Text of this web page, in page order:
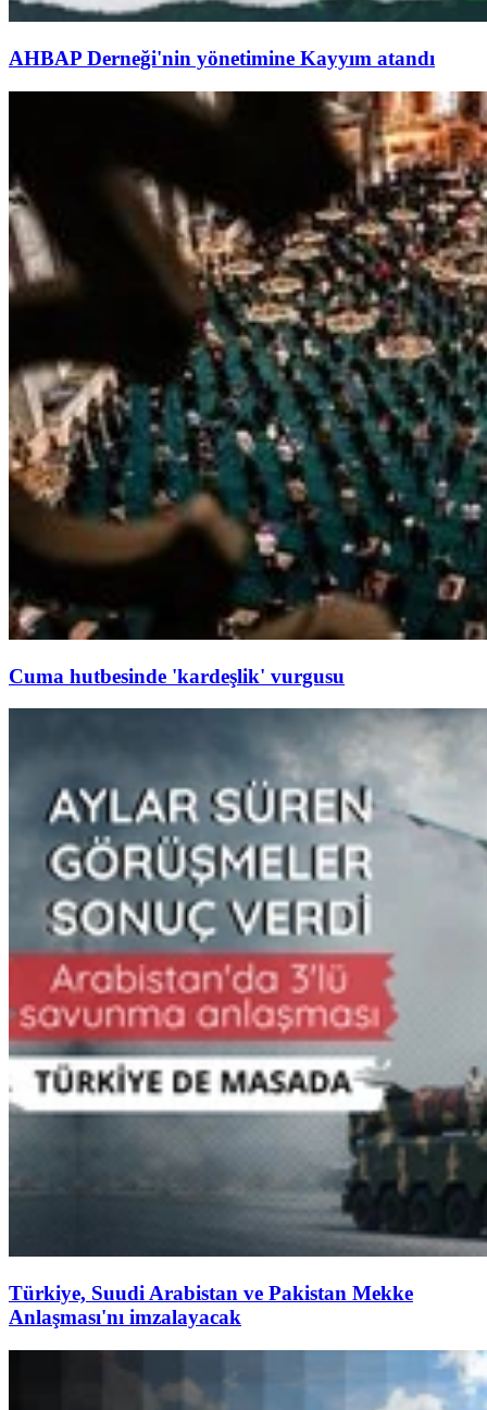
AHBAP Derneği'nin yönetimine Kayyım atandı
Cuma hutbesinde 'kardeşlik' vurgusu
Türkiye, Suudi Arabistan ve Pakistan Mekke
Anlaşması'nı imzalayacak